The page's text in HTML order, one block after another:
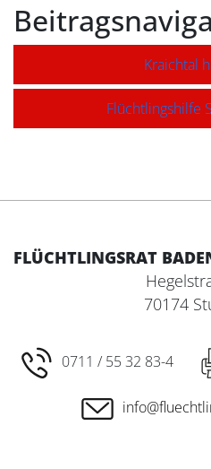
Kraichtal
Flüchtlingshilfe
FLÜCHTLINGSRAT
70174
0711 / 55 32 83-4